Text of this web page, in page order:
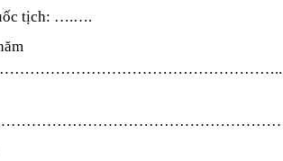
tịch: ….….